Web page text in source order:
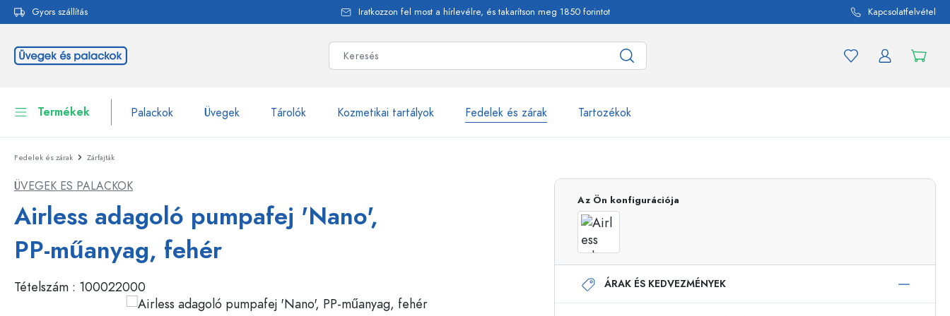
Ugrás a fő navigációhoz
Gyors szállítás Iratkozzon fel most a hírlevélre, és takarítson meg 1850 forintot Kapcsolatfelvétel
Termékek Palackok Üvegek Tárolók Kozmetikai tartályok Fedelek és zárak Tartozékok
Palackok
Tárolók
Edények
Kozmetikai tartályok
Palackok márka szerint
WECK-palackok
Estal-Palackok
Csatos üvegpalackok
Szórópalackok
Airless adagolók
Roll-on palackok
A befőttes üvegekhez
Fedelek és zárak Zárfajták
ÜVEGEK ES PALACKOK
Airless adagoló pumpafej 'Nano',
PP-műanyag, fehér
Tételszám : 100022000
Az Ön konfigurációja
ÁRAK ÉS KEDVEZMÉNYEK